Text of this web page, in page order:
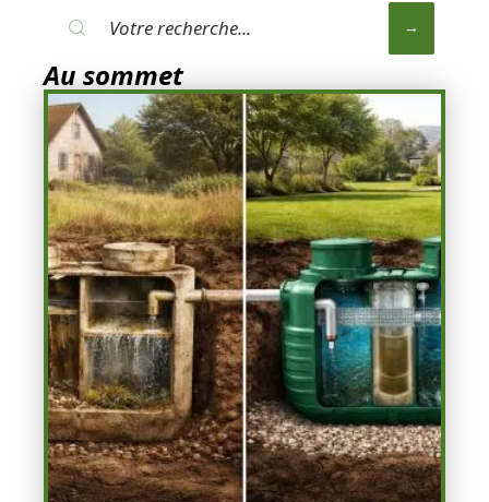
Au sommet